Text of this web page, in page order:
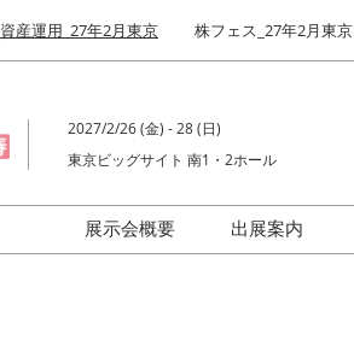
資産運用_27年2月東京 株フェス_27年2月東京
2027/2/26 (金) - 28 (日)
東京ビッグサイト 南1・2ホール
展示会概要
出展案内